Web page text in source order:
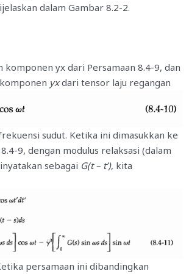
dalam Gambar 8.2-2.
komponen yx dari Persamaan 8.4-9, dan
yxdari tensor laju regangan
sudut. Ketika ini dimasukkan ke
9, dengan modulus relaksasi (dalam
sebagai G(t – t’), kita
persamaan ini dibandingkan